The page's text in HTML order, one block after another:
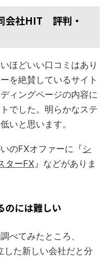
会社HIT 評判・
ほどいい口コミはあり
を絶賛しているサイト
ィングページの内容に
でした。明らかなステ
いと思います。
のFXオファーに『シ
ターFX 』などがありま
のには難しい
べてみたところ、
た新しい会社だと分